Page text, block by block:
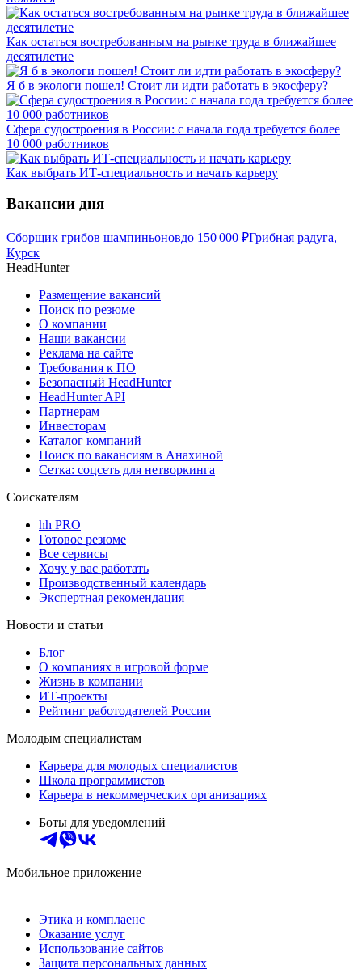
Как остаться востребованным на рынке труда в ближайшее
десятилетие
Я б в экологи пошел! Стоит ли идти работать в экосферу?
Сфера судостроения в России: с начала года требуется более
10 000 работников
Как выбрать ИТ-специальность и начать карьеру
Вакансии дня
Сборщик грибов шампиньоновдо 150 000 ₽Грибная радуга,
Курск
HeadHunter
Размещение вакансий
Поиск по резюме
О компании
Наши вакансии
Реклама на сайте
Требования к ПО
Безопасный HeadHunter
HeadHunter API
Партнерам
Инвесторам
Каталог компаний
Поиск по вакансиям в Анахиной
Сетка: соцсеть для нетворкинга
Соискателям
hh PRO
Готовое резюме
Все сервисы
Хочу у вас работать
Производственный календарь
Экспертная рекомендация
Новости и статьи
Блог
О компаниях в игровой форме
Жизнь в компании
ИТ-проекты
Рейтинг работодателей России
Молодым специалистам
Карьера для молодых специалистов
Школа программистов
Карьера в некоммерческих организациях
Боты для уведомлений
Мобильное приложение
Этика и комплаенс
Оказание услуг
Использование сайтов
Защита персональных данных